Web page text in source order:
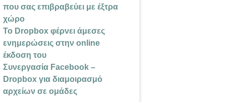
που σας επιβραβεύει με έξτρα
χώρο
Το Dropbox φέρνει άμεσες
ενημερώσεις στην online
έκδοση του
Συνεργασία Facebook –
Dropbox για διαμοιρασμό
αρχείων σε ομάδες